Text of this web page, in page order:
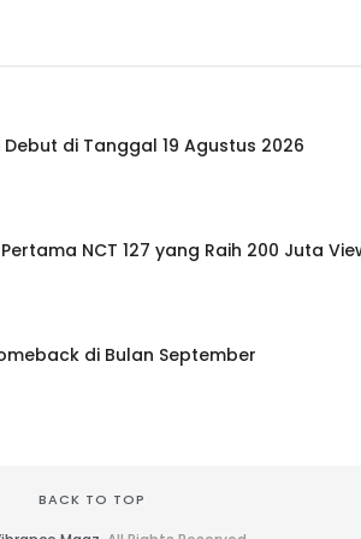
Debut di Tanggal 19 Agustus 2026
NCT 127 yang Raih 200 Juta
di Bulan September
BACK TO TOP